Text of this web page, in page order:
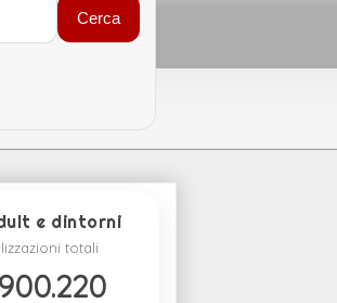
Cerca
e dintorni
totali